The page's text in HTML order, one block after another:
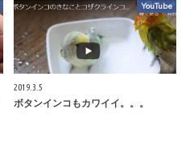
YouTube
2019.3.5
ボタンインコもカワイイ。。。